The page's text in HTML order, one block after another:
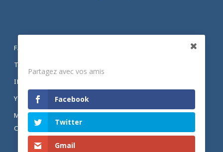
FACEBOOK
TWITTER
INSTAGRAM
YOUTUBE
MENTIONS LÉGALES ET POLITIQUE DE
CONFIDENTIALITÉ
Partagez avec vos amis
Facebook
Twitter
Gmail